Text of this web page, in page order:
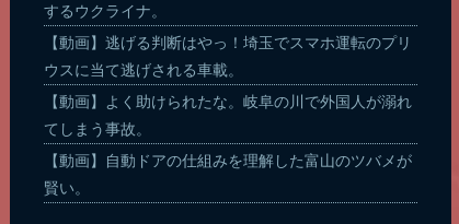
するウクライナ。
【動画】逃げる判断はやっ！埼玉でスマホ運転のプリ
ウスに当て逃げされる車載。
【動画】よく助けられたな。岐阜の川で外国人が溺れ
てしまう事故。
【動画】自動ドアの仕組みを理解した富山のツバメが
賢い。